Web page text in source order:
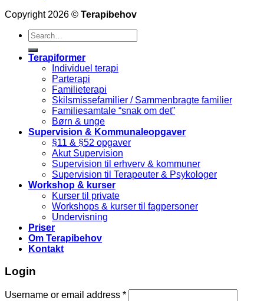
Copyright 2026 © Terapibehov
Search
for:
Terapiformer
Individuel terapi
Parterapi
Familieterapi
Skilsmissefamilier / Sammenbragte familier
Familiesamtale “snak om det”
Børn & unge
Supervision & Kommunaleopgaver
§11 & §52 opgaver
Akut Supervision
Supervision til erhverv & kommuner
Supervision til Terapeuter & Psykologer
Workshop & kurser
Kurser til private
Workshops & kurser til fagpersoner
Undervisning
Priser
Om Terapibehov
Kontakt
Login
Username or email address *